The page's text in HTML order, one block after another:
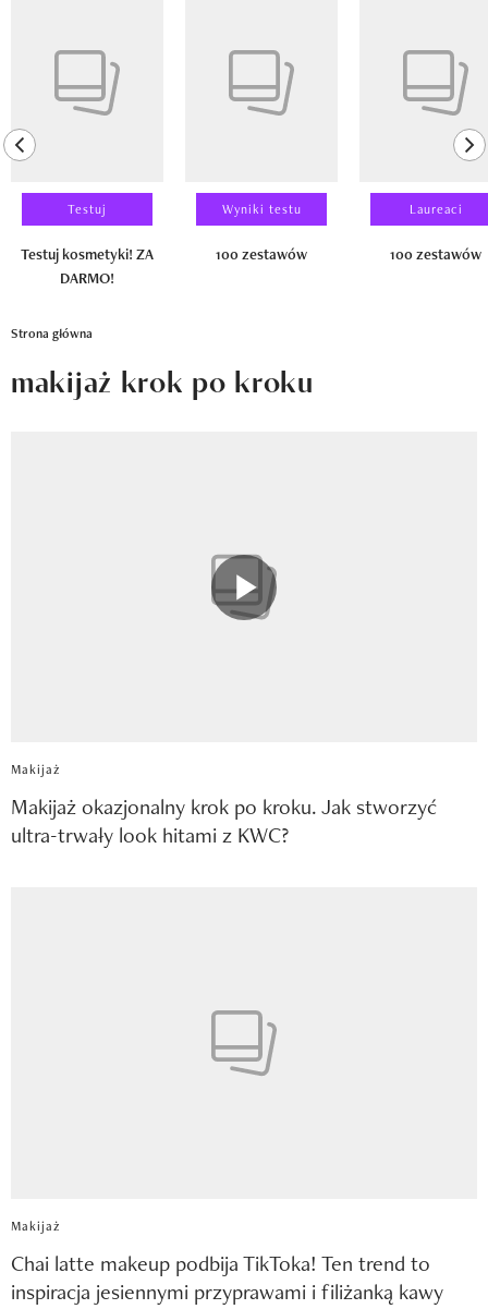
Wizaz Summer Influ School
Mój profil / Zarejestruj się
previous element
Testuj
Testuj kosmetyki! ZA
DARMO!
Wyniki testu
100 zestawów
Laureaci
100 zestawów
Strona główna
makijaż krok po kroku
Makijaż
Makijaż okazjonalny krok po kroku. Jak stworzyć
ultra-trwały look hitami z KWC?
Makijaż
Chai latte makeup podbija TikToka! Ten trend to
inspiracja jesiennymi przyprawami i filiżanką kawy